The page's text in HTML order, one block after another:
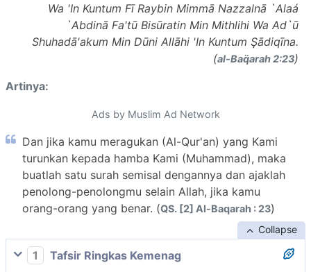
Wa 'In Kuntum Fī Raybin Mimmā Nazzalnā `Alaá
`Abdinā Fa'tū Bisūratin Min Mithlihi Wa Ad`ū
Shuhadā'akum Min Dūni Allāhi 'In Kuntum Şādiqīna.
(al-Baq̈arah 2:23)
Artinya:
Ads by Muslim Ad Network
Dan jika kamu meragukan (Al-Qur'an) yang Kami
turunkan kepada hamba Kami (Muhammad), maka
buatlah satu surah semisal dengannya dan ajaklah
penolong-penolongmu selain Allah, jika kamu
orang-orang yang benar. (QS. [2] Al-Baqarah : 23)
Collapse
1
Tafsir Ringkas Kemenag